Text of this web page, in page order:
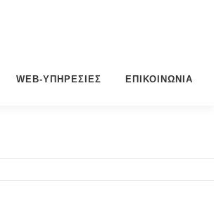
WEB-ΥΠΗΡΕΣΊΕΣ ΕΠΙΚΟΙΝΩΝΊΑ